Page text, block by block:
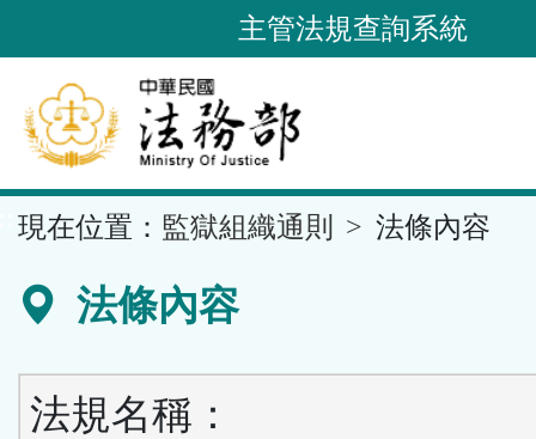
到
要
內
容
區
主管法規查詢系統
現在位置： 監獄組織通則 法條內容
法條內容
法規名稱：